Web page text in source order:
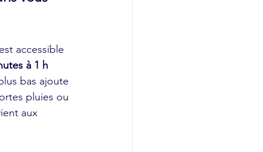
accessible
à 1 h
bas ajoute
pluies ou
aux